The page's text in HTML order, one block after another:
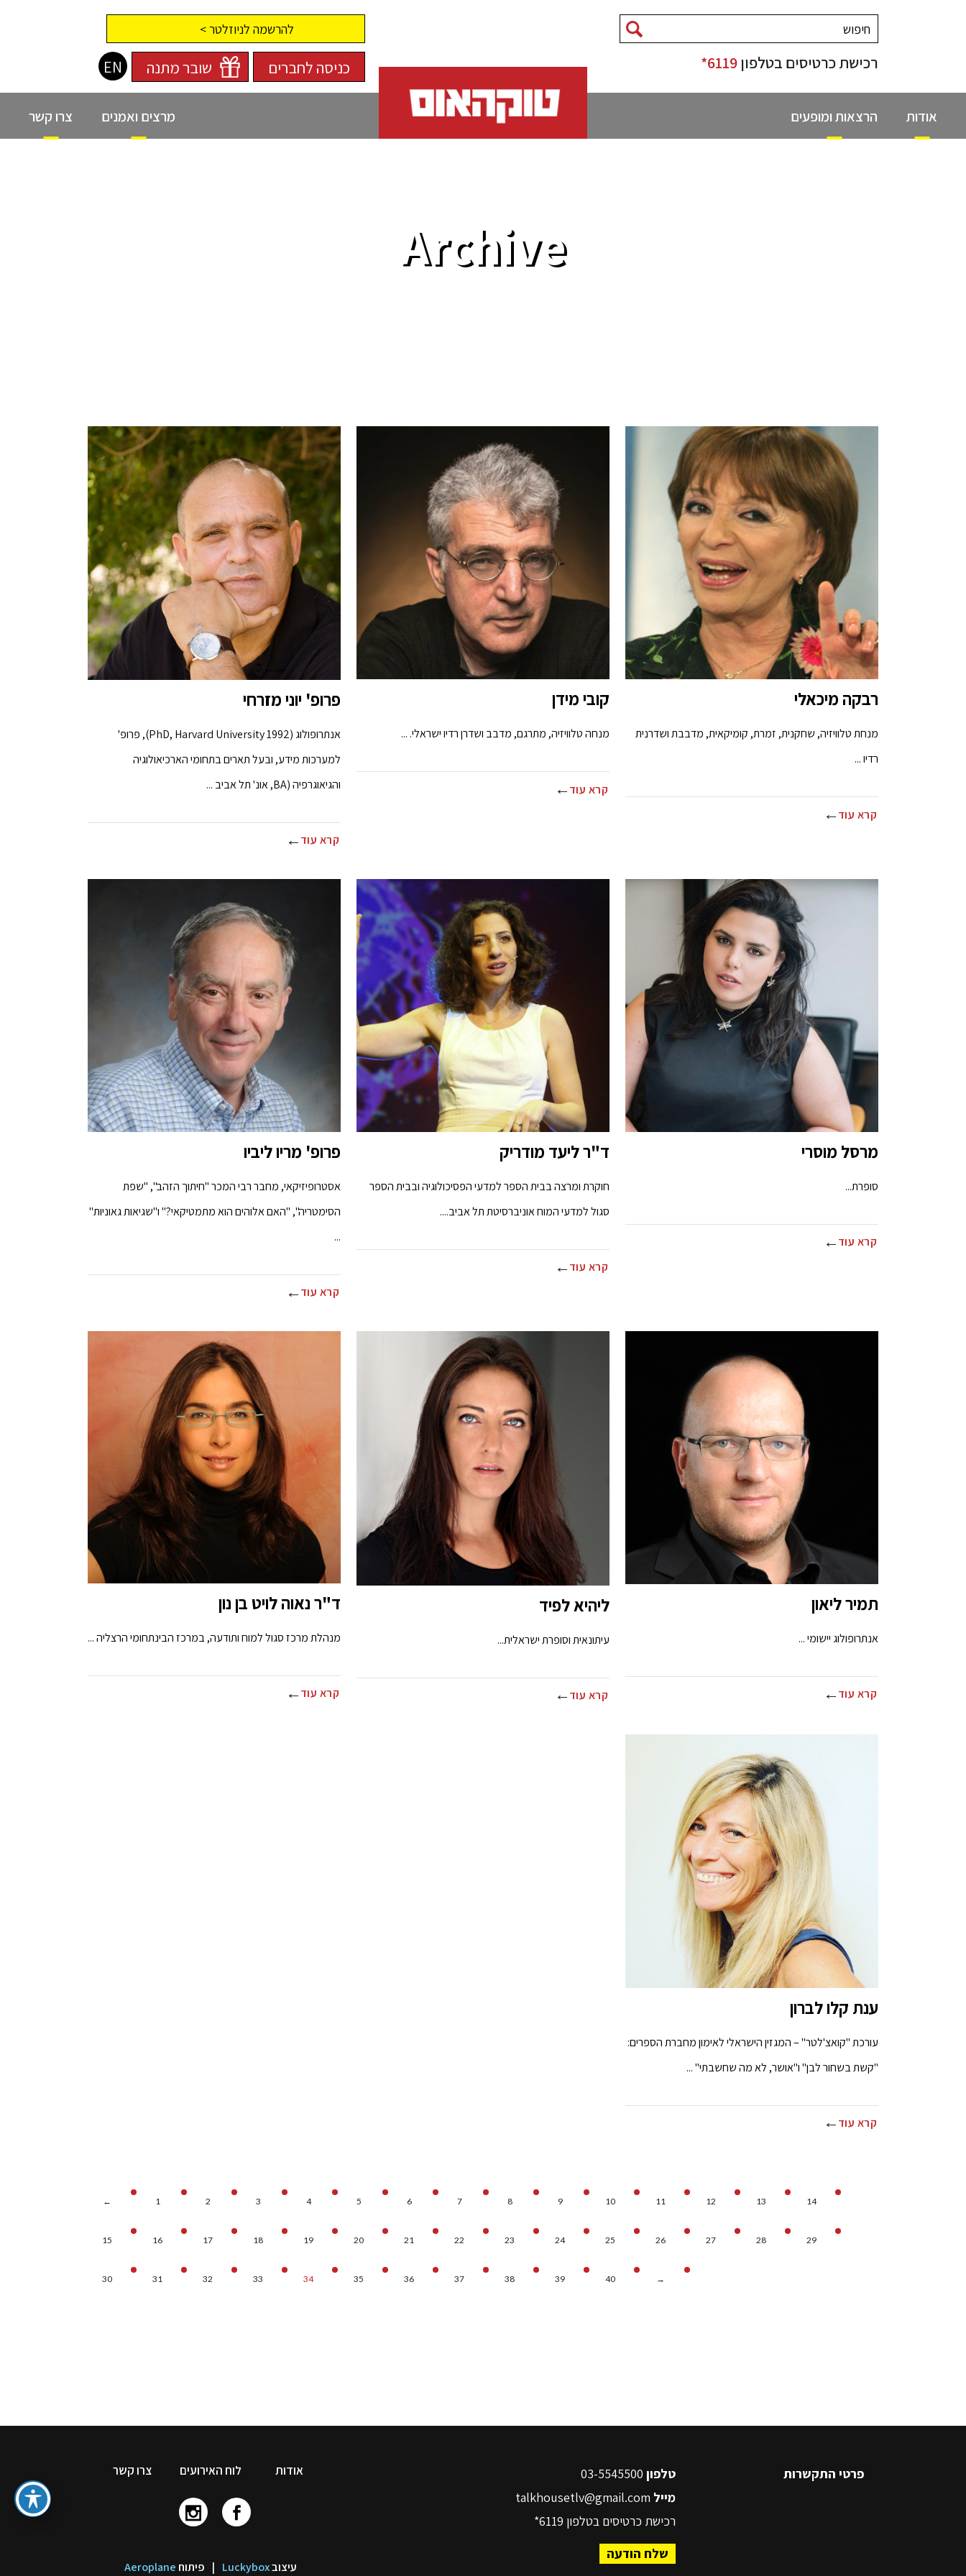
רכישת כרטיסים בטלפון6119*
להרשמה לניוזלטר >
EN כניסה לחברים שובר מתנה
מרצים ואמנים צרו קשר אודות הרצאות ומופעים
Archive
רבקה מיכאלי
מנחת טלוויזיה, שחקנית, זמרת, קומיקאית, מדבבת ושדרנית
רדיו ...
קרא עוד
קובי מידן
מנחה טלוויזיה, מתרגם, מדבב ושדרן רדיו ישראלי. ...
קרא עוד
פרופ' יוני מזרחי
אנתרופולוג (PhD, Harvard University 1992), פרופ'
למערכות מידע, ובעל תארים בתחומי הארכיאולוגיה
והגיאוגרפיה (BA, אונ' תל אביב ...
קרא עוד
מרסל מוסרי
סופרת...
קרא עוד
ד"ר ליעד מודריק
חוקרת ומרצה בבית הספר למדעי הפסיכולוגיה ובבית הספר
סגול למדעי המוח אוניברסיטת תל אביב....
קרא עוד
פרופ' מריו ליביו
אסטרופיזיקאי, מחבר רבי המכר "חיתוך הזהב", "שפת
הסימטריה", "האם אלוהים הוא מתמטיקאי?" ו"שגיאות גאוניות"
...
קרא עוד
תמיר ליאון
אנתרופולוג יישומי ...
קרא עוד
ליהיא לפיד
עיתונאית וסופרת ישראלית...
קרא עוד
ד"ר נאוה לויט בן נון
מנהלת מרכז סגול למוח ותודעה, במרכז הבינתחומי הרצליה ...
קרא עוד
ענת קלו לברון
עורכת "קואצ'לטר" – המגזין הישראלי לאימון מחברת הספרים:
"קשת בשחור לבן" ו"אושר, לא מה שחשבתי" ...
קרא עוד
← 1 2 3 4 5 6 7 8 9 10 11 12 13 14
15 16 17 18 19 20 21 22 23 24 25 26 27 28 29
30 31 32 33 34 35 36 37 38 39 40 →
פרטי התקשרות טלפון
מייל talkhousetlv@gmail.com
רכישת כרטיסים בטלפון 6119*
שלח הודעה
אודות לוח האירועים צרו קשר
עיצובLuckybox
| פיתוח Aeroplane